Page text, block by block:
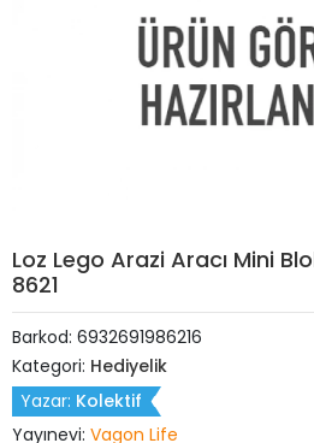
Loz Lego Arazi Aracı Mini
8621
Barkod: 6932691986216
Kategori: Hediyelik
Yazar: Kolektif
Yayınevi: Vagon Life